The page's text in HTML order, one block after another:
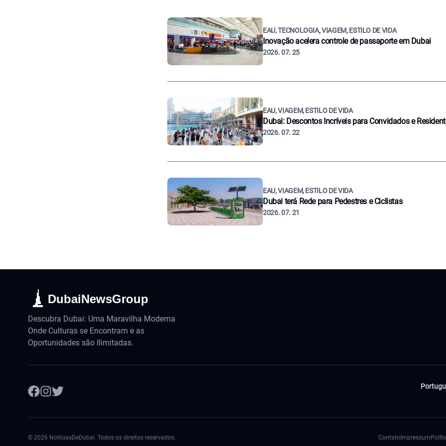
EAU, TECNOLOGIA, VIAGEM, ESTILO DE VIDA
Inovação acelera controle de passaporte em Dubai
2026. 07. 25
EAU, VIAGEM, ESTILO DE VIDA
Dubai: Descontos Incríveis para Convidados e
2026. 07. 22
EAU, VIAGEM, ESTILO DE VIDA
Dubai terá Rede para Pedestres e Ciclistas
2026. 07. 21
DubaiNewsGroup
Descubra Dubai: Uma Maravilha Moderna
Onde Culturas se Encontram e as
Oportunidades são Ilimitadas.
© 2026 NotíciasDeDubai. Todos os direitos reservados. Contato Impressum